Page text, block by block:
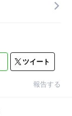
ツイート
報告する